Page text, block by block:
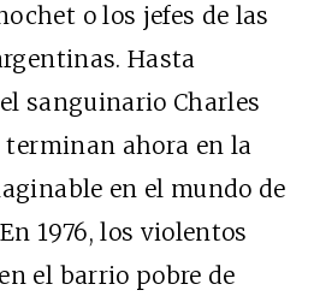
o los jefes de las
Hasta
sanguinario Charles
terminan ahora en la
en el mundo de
1976, los violentos
el barrio pobre de